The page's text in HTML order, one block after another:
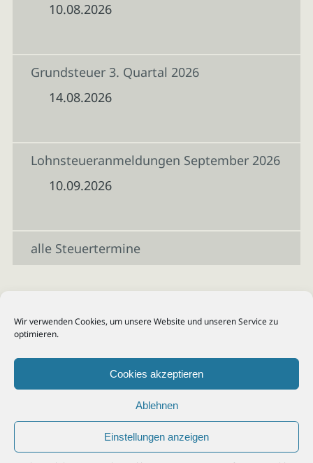
Wir verwenden Cookies, um unsere Website und unseren Service zu
optimieren.
Cookies akzeptieren
Ablehnen
Einstellungen anzeigen
10.08.2026
Grundsteuer 3. Quartal 2026
14.08.2026
Lohnsteueranmeldungen September 2026
10.09.2026
alle Steuertermine